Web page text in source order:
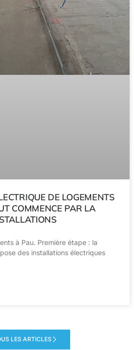
DE LOGEMENTS
COMMENCE PAR LA
à Pau. Première étape : la
des installations électriques
LES ARTICLES